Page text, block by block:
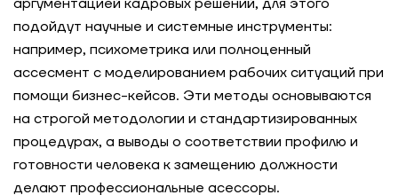
аргументацией кадровых решений, для этого
подойдут научные и системные инструменты:
например, психометрика или полноценный
ассесмент с моделированием рабочих ситуаций при
помощи бизнес-кейсов. Эти методы основываются
на строгой методологии и стандартизированных
процедурах, а выводы о соответствии профилю и
готовности человека к замещению должности
делают профессиональные асессоры.